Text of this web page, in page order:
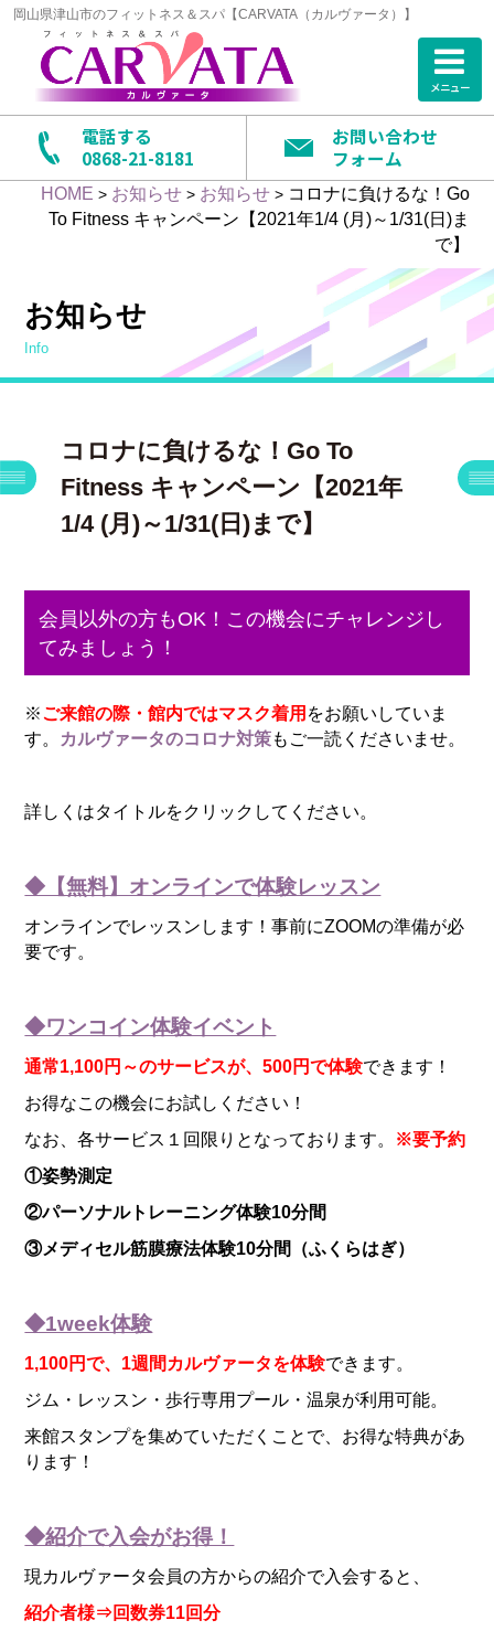
岡山県津山市のフィットネス＆スパ【CARVATA（カルヴァータ）】
メニュー
電話する
0868-21-8181
お問い合わせ
フォーム
HOME > お知らせ> お知らせ> コロナに負けるな！Go
To Fitness キャンペーン【2021年1/4 (月)～1/31(日)ま
で】
お知らせ
info
コロナに負けるな！Go To
Fitness キャンペーン【2021年
1/4 (月)～1/31(日)まで】
会員以外の方もOK！この機会にチャレンジし
てみましょう！
※ご来館の際・館内ではマスク着用 をお願いしていま
す。 カルヴァータのコロナ対策もご一読くださいませ。
詳しくはタイトルをクリックしてください。
◆【無料】オンラインで体験レッスン
オンラインでレッスンします！事前にZOOMの準備が必
要です。
◆ワンコイン体験イベント
通常1,100円～のサービスが、500円で体験できます！
お得なこの機会にお試しください！
なお、各サービス１回限りとなっております。 ※要予約
①姿勢測定
②パーソナルトレーニング体験10分間
③メディセル筋膜療法体験10分間（ふくらはぎ）
◆1week体験
1,100円で、1週間カルヴァータを体験できます。
ジム・レッスン・歩行専用プール・温泉が利用可能。
来館スタンプを集めていただくことで、お得な特典があ
ります！
◆紹介で入会がお得！
現カルヴァータ会員の方からの紹介で入会すると、
紹介者様⇒回数券11回分